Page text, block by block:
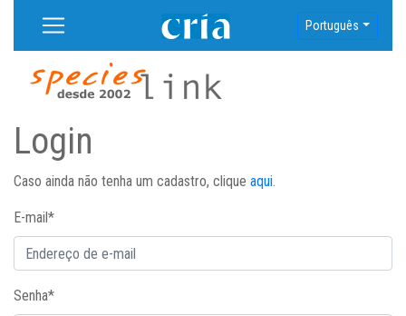
Português
Login
Caso ainda não tenha um cadastro, clique aqui.
E-mail*
Senha*